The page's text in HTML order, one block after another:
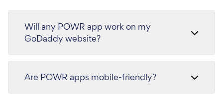
Will any POWR app work on my
GoDaddy website?
Are POWR apps mobile-friendly?